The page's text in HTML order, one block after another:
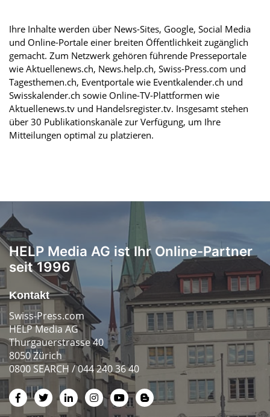
Ihre Inhalte werden über News-Sites, Google, Social Media
und Online-Portale einer breiten Öffentlichkeit zugänglich
gemacht. Zum Netzwerk gehören führende Presseportale
wie Aktuellenews.ch, News.help.ch, Swiss-Press.com und
Tagesthemen.ch, Eventportale wie Eventkalender.ch und
Swisskalender.ch sowie Online-TV-Plattformen wie
Aktuellenews.tv und Handelsregister.tv. Insgesamt stehen
über 30 Publikationskanäle zur Verfügung, um Ihre
Mitteilungen optimal zu platzieren.
HELP Media AG ist Ihr Online-Partner
seit 1996
Kontakt
Swiss-Press.com
HELP Media AG
Thurgauerstrasse 40
8050 Zürich
0800 SEARCH / 044 240 36 40